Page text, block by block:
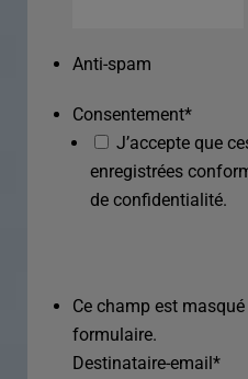
Anti-spam
Consentement*
J’accepte que
enregistrées
de confidentialité.
Ce champ est
formulaire.
Destinataire-email*